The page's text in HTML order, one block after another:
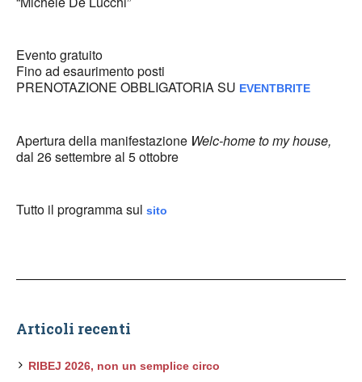
Evento gratuito
Fino ad esaurimento posti
PRENOTAZIONE OBBLIGATORIA SU EVENTBRITE
Apertura della manifestazione Welc-home to my house,
dal 26 settembre al 5 ottobre
Tutto il programma sul sito
Articoli recenti
RIBEJ 2026, non un semplice circo